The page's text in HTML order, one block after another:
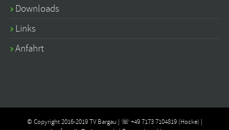
Downloads
Links
Anfahrt
© Copyright 2016-2019 TV Bargau | ☏ +49 7173 7104819 (Hocke) |